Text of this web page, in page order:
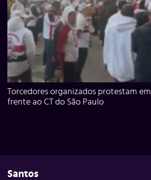
Torcedores organizados protestam em
frente ao CT do São Paulo
Santos